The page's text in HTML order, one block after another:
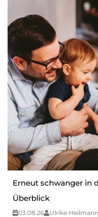
Erneut schwanger in
Überblick
03.08.26 Ulrike Heilmann